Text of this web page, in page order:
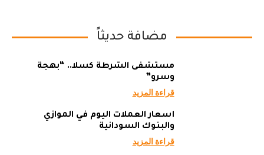
مضافة حديثاً
مستشفى الشرطة كسلا.. “بهجة
وسرو”
قراءة المزيد
أسعار العملات اليوم في الموازي
والبنوك السودانية
قراءة المزيد